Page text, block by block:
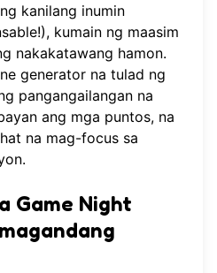
kanilang inumin
kumain ng maasim
nakakatawang hamon.
generator na tulad ng
pangangailangan na
ang mga puntos, na
na mag-focus sa
Game Night